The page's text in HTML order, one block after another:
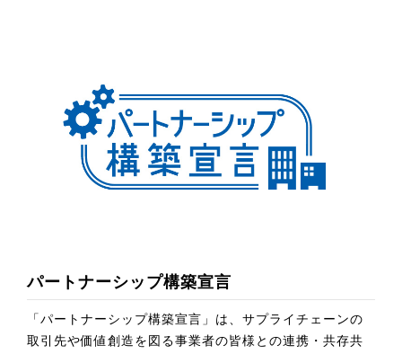
パートナーシップ構築宣言
「パートナーシップ構築宣言」は、サプライチェーンの
取引先や価値創造を図る事業者の皆様との連携・共存共